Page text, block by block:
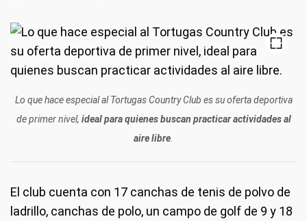
Lo que hace especial al Tortugas Country Club es su oferta deportiva
de primer nivel, ideal para quienes buscan practicar actividades al
aire libre
El club cuenta con 17 canchas de tenis de polvo de
ladrillo, canchas de polo, un campo de golf de 9 y 18